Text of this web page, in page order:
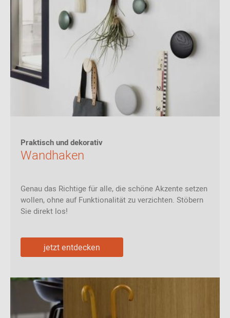
Praktisch und dekorativ
Wandhaken
Genau das Richtige für alle, die schöne Akzente setzen
wollen, ohne auf Funktionalität zu verzichten. Stöbern
Sie direkt los!
jetzt entdecken